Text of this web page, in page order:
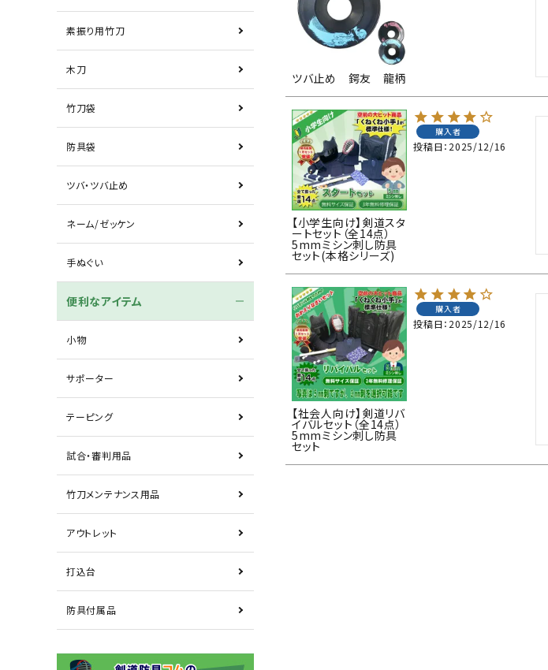
素振り用竹刀
木刀
竹刀袋
防具袋
ツバ・ツバ止め
ネーム/ゼッケン
手ぬぐい
便利なアイテム
小物
サポーター
テーピング
試合・審判用品
竹刀メンテナンス用品
アウトレット
打込台
防具付属品
ツバ止め 鍔友 龍柄
【小学生向け】剣道スタ
ートセット（全14点）
5mmミシン刺し防具
セット(本格シリーズ)
購入者
投稿日 2025/12/16
【社会人向け】剣道リバ
イバルセット（全14点）
5mmミシン刺し防具
セット
購入者
投稿日 2025/12/16